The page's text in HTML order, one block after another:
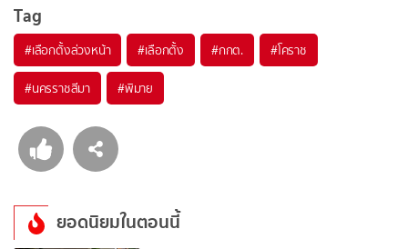
Tag
#เลือกตั้งล่วงหน้า #เลือกตั้ง #กกต. #โคราช
#นครราชสีมา #พิมาย
ยอดนิยมในตอนนี้